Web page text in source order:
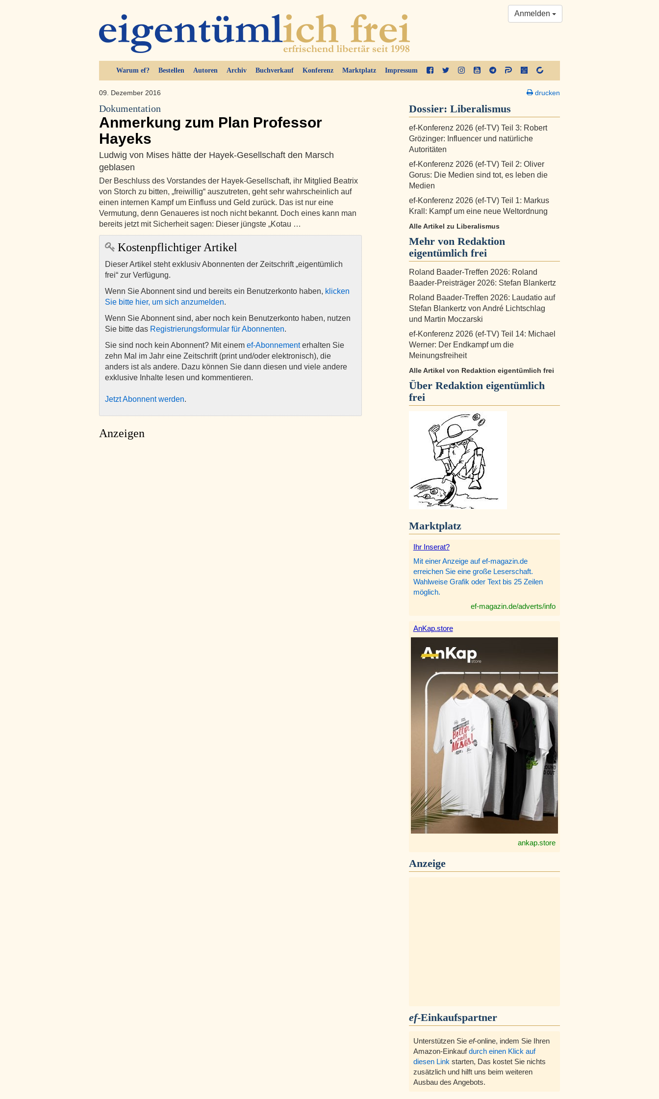
Warum ef? Bestellen Autoren Archiv Buchverkauf Konferenz Marktplatz Impressum
Anmelden
09. Dezember 2016
Dokumentation
Anmerkung zum Plan Professor
Hayeks
Ludwig von Mises hätte der Hayek-Gesellschaft den Marsch
geblasen
Der Beschluss des Vorstandes der Hayek-Gesellschaft, ihr Mitglied Beatrix
von Storch zu bitten, „freiwillig“ auszutreten, geht sehr wahrscheinlich auf
einen internen Kampf um Einfluss und Geld zurück. Das ist nur eine
Vermutung, denn Genaueres ist noch nicht bekannt. Doch eines kann man
bereits jetzt mit Sicherheit sagen: Dieser jüngste „Kotau …
Kostenpflichtiger Artikel
Dieser Artikel steht exklusiv Abonnenten der Zeitschrift „eigentümlich
frei“ zur Verfügung.
Wenn Sie Abonnent sind und bereits ein Benutzerkonto haben, klicken
Sie bitte hier, um sich anzumelden.
Wenn Sie Abonnent sind, aber noch kein Benutzerkonto haben, nutzen
Sie bitte das Registrierungsformular für Abonnenten.
Sie sind noch kein Abonnent? Mit einem ef-Abonnementerhalten Sie
zehn Mal im Jahr eine Zeitschrift (print und/oder elektronisch), die
anders ist als andere. Dazu können Sie dann diesen und viele andere
exklusive Inhalte lesen und kommentieren.
Jetzt Abonnent werden.
Anzeigen
drucken
Dossier: Liberalismus
ef-Konferenz 2026 (ef-TV) Teil 3: Robert
Grözinger: Influencer und natürliche
Autoritäten
ef-Konferenz 2026 (ef-TV) Teil 2: Oliver
Gorus: Die Medien sind tot, es leben die
Medien
ef-Konferenz 2026 (ef-TV) Teil 1: Markus
Krall: Kampf um eine neue Weltordnung
Alle Artikel zu Liberalismus
Mehr von Redaktion
eigentümlich frei
Roland Baader-Treffen 2026: Roland
Baader-Preisträger 2026: Stefan Blankertz
Roland Baader-Treffen 2026: Laudatio auf
Stefan Blankertz von André Lichtschlag
und Martin Moczarski
ef-Konferenz 2026 (ef-TV) Teil 14: Michael
Werner: Der Endkampf um die
Meinungsfreiheit
Alle Artikel von Redaktion eigentümlich frei
Über Redaktion eigentümlich
frei
Marktplatz
Ihr Inserat?
Mit einer Anzeige auf ef-magazin.de
erreichen Sie eine große Leserschaft.
Wahlweise Grafik oder Text bis 25 Zeilen
möglich.
ef-magazin.de/adverts/info
AnKap.store
ankap.store
Anzeige
ef-Einkaufspartner
Unterstützen Sie ef-online, indem Sie Ihren
Amazon-Einkaufdurch einen Klick auf
diesen Link starten, Das kostet Sie nichts
zusätzlich und hilft uns beim weiteren
Ausbau des Angebots.